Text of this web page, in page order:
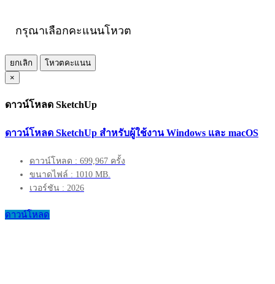
กรุณาเลือกคะแนนโหวต
ยกเลิก
โหวตคะแนน
×
ดาวน์โหลด SketchUp
ดาวน์โหลด SketchUp สำหรับผู้ใช้งาน Windows และ macOS
ดาวน์โหลด : 699,967 ครั้ง
ขนาดไฟล์ : 1010 MB.
เวอร์ชัน : 2026
ดาวน์โหลด